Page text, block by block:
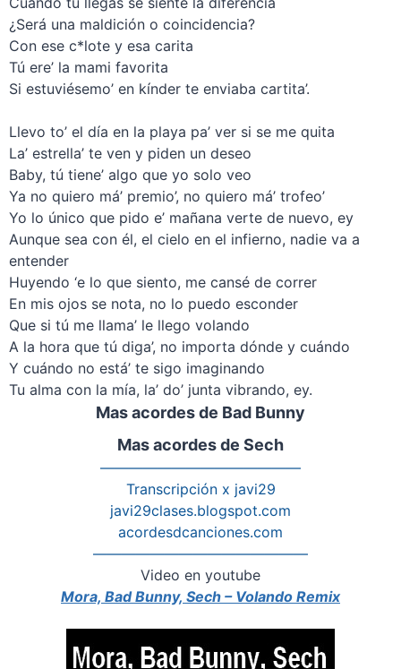
¿Será una maldición o coincidencia?
Con ese c*lote y esa carita
Tú ere’ la mami favorita
Si estuviésemo’ en kínder te enviaba cartita’.
Llevo to’ el día en la playa pa’ ver si se me quita
La’ estrella’ te ven y piden un deseo
Baby, tú tiene’ algo que yo solo veo
Ya no quiero má’ premio’, no quiero má’ trofeo’
Yo lo único que pido e’ mañana verte de nuevo, ey
Aunque sea con él, el cielo en el infierno, nadie va a
entender
Huyendo ‘e lo que siento, me cansé de correr
En mis ojos se nota, no lo puedo esconder
Que si tú me llama’ le llego volando
A la hora que tú diga’, no importa dónde y cuándo
Y cuándo no está’ te sigo imaginando
Tu alma con la mía, la’ do’ junta vibrando, ey.
Mas acordes de Bad Bunny
Mas acordes de Sech
——————————————
Transcripción x javi29
javi29clases.blogspot.com
acordesdcanciones.com
———————————————
Video en youtube
Mora, Bad Bunny, Sech – Volando Remix